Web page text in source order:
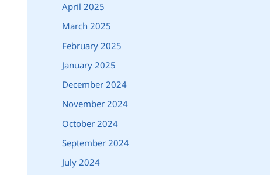
April 2025
March 2025
February 2025
January 2025
December 2024
November 2024
October 2024
September 2024
July 2024